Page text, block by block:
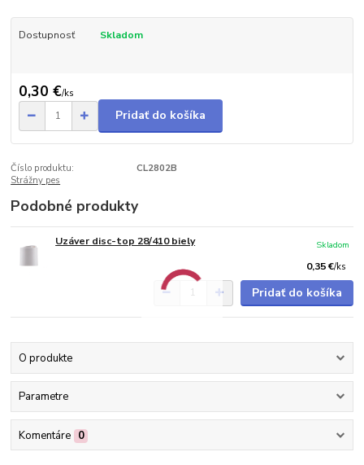
Dostupnosť Skladom
0,30 €/ks
Pridať do košíka
Číslo produktu:
CL2802B
Strážny pes
Podobné produkty
Uzáver disc-top 28/410 biely
0,35 €/ks
Skladom
Pridať do košíka
O produkte
Parametre
Komentáre 0